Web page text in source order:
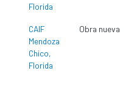
Florida
CAIF
Mendoza
Chico,
Florida
Obra nueva